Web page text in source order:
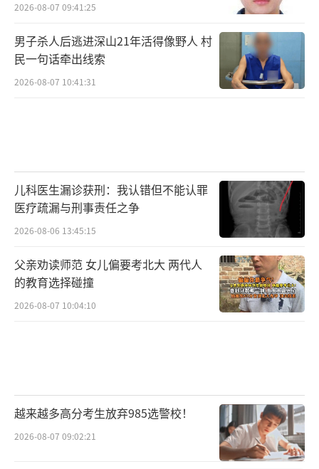
2026-08-07 09:41:25
男子杀人后逃进深山21年活得像野人 村
民一句话牵出线索
2026-08-07 10:41:31
儿科医生漏诊获刑：我认错但不能认罪
医疗疏漏与刑事责任之争
2026-08-06 13:45:15
父亲劝读师范 女儿偏要考北大 两代人
的教育选择碰撞
2026-08-07 10:04:10
越来越多高分考生放弃985选警校！
2026-08-07 09:02:21